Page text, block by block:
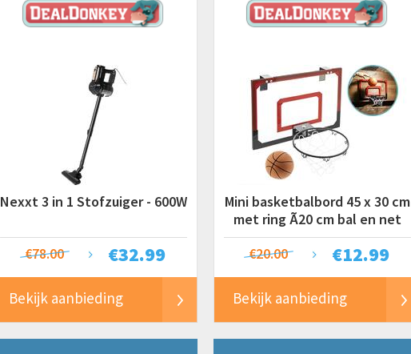
Nexxt 3 in 1 Stofzuiger - 600W
€32.99
€78.00
Bekijk aanbieding
Mini basketbalbord 45 x 30 cm
met ring Ã20 cm bal en net
€12.99
€20.00
Bekijk aanbieding